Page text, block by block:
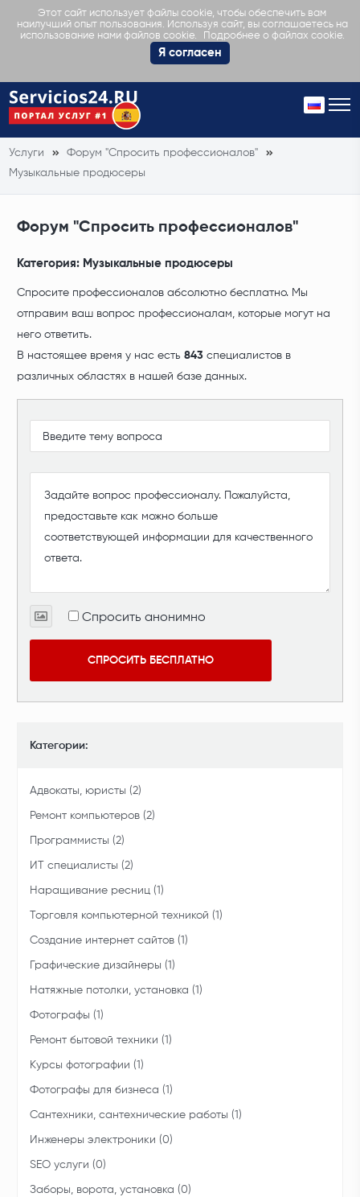
Этот сайт использует файлы cookie, чтобы обеспечить вам
наилучший опыт пользования. Используя сайт, вы соглашаетесь на
использование нами файлов cookie.
Подробнее о файлах cookie.
Я согласен
Услуги
Форум "Спросить профессионалов"
Музыкальные продюсеры
Форум "Спросить профессионалов"
Категория: Музыкальные продюсеры
Спросите профессионалов абсолютно бесплатно. Мы
отправим ваш вопрос профессионалам, которые могут на
него ответить.
В настоящее время у нас есть843 специалистов в
различных областях в нашей базе данных.
Спросить анонимно
СПРОСИТЬ БЕСПЛАТНО
Категории:
Адвокаты, юристы (2)
Ремонт компьютеров (2)
Программисты (2)
ИТ специалисты (2)
Наращивание ресниц (1)
Торговля компьютерной техникой (1)
Создание интернет сайтов (1)
Графические дизайнеры (1)
Натяжные потолки, установка (1)
Фотографы (1)
Ремонт бытовой техники (1)
Курсы фотографии (1)
Фотографы для бизнеса (1)
Сантехники, сантехнические работы (1)
Инженеры электроники (0)
SEO услуги (0)
Заборы, ворота, установка (0)